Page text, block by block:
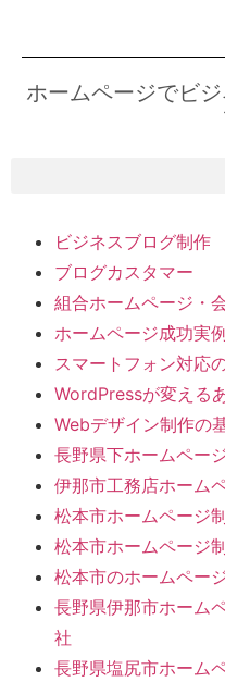
ホームページでビ
ビジネスブログ制作
ブログカスタマー
組合ホームページ・
ホームページ成功実
スマートフォン対応
WordPressが変える
Webデザイン制作の
長野県下ホームペー
伊那市工務店ホーム
松本市ホームページ
松本市ホームページ
松本市のホームペー
長野県伊那市ホーム
社
長野県塩尻市ホーム